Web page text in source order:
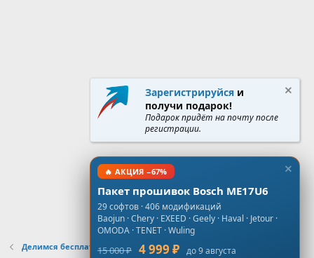
Делимся бесплатными проверенными прошивками
Зарегистрируйся и
получи подарок!
Подарок придёт на почту после
регистрации.
🔥 АКЦИЯ −67%
Пакет прошивок Bosch ME17U6
29 софтов · 406 модификаций
Baojun · Chery · EXEED · Geely · Haval · Jetour ·
OMODA · TENET · Wuling
15 000 ₽ 4 999 ₽ до 9 августа